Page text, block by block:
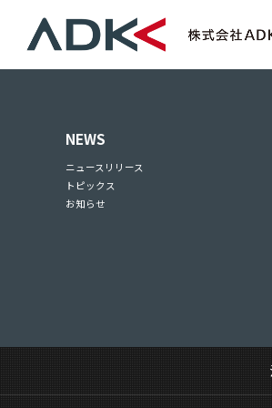
NEWS
ニュースリリース
トピックス
お知らせ